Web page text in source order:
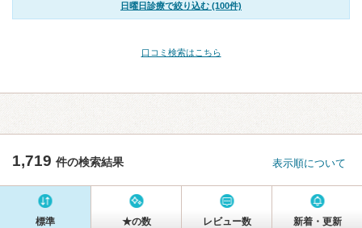
日曜日診療で絞り込む (100件)
口コミ検索はこちら
1,719 件の検索結果 表示順について
標準 ★の数 レビュー数 新着・更新